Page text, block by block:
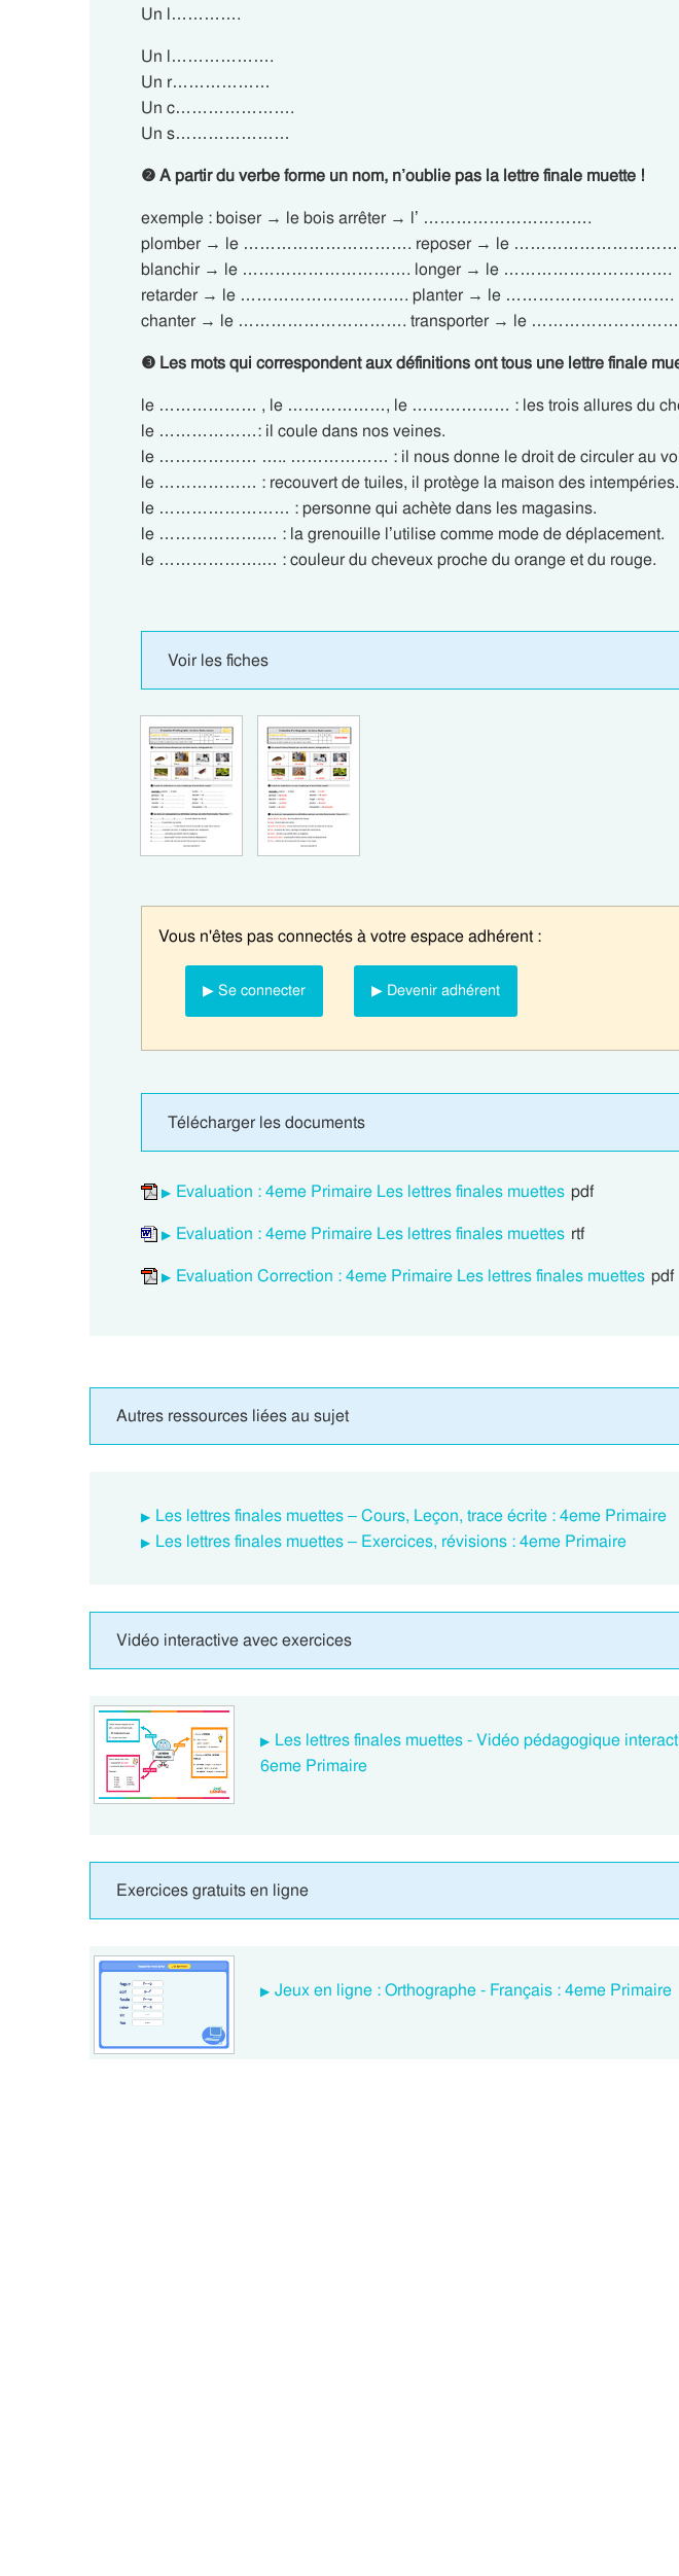
Un l………….
Un l……………….
Un r………………
Un c………………….
Un s…………………
❷ A partir du verbe forme un nom, n’oublie pas la lettre finale muette !
exemple : boiser → le bois arrêter → l’ ………………………….
plomber → le …………………………. reposer → le
blanchir → le …………………………. longer → le ………………………….
retarder → le …………………………. planter → le ………………………….
chanter → le …………………………. transporter → le
❸ Les mots qui correspondent aux définitions ont tous une lettre finale
le ……………… , le ………………, le ……………… : les trois allures du
le ………………: il coule dans nos veines.
le ……………… ….. ……………… : il nous donne le droit de circuler au
le ……………… : recouvert de tuiles, il protège la maison des intempéries.
le …………………… : personne qui achète dans les magasins.
le ……………….… : la grenouille l’utilise comme mode de déplacement.
le ……………….… : couleur du cheveux proche du orange et du rouge.
Voir les fiches
Vous n'êtes pas connectés à votre espace adhérent :
▶ Se connecter ▶ Devenir adhérent
Télécharger les documents
Evaluation : 4eme Primaire Les lettres finales muettes pdf
Evaluation : 4eme Primaire Les lettres finales muettes rtf
Evaluation Correction : 4eme Primaire Les lettres finales muettes pdf
Autres ressources liées au sujet
Les lettres finales muettes – Cours, Leçon, trace écrite : 4eme Primaire
Les lettres finales muettes – Exercices, révisions : 4eme Primaire
Vidéo interactive avec exercices
Les lettres finales muettes - Vidéo pédagogique
6eme Primaire
Exercices gratuits en ligne
Jeux en ligne : Orthographe - Français : 4eme Primaire